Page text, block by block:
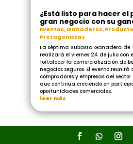
¿Está listo para hacer el
gran negocio con su
Eventos,Ganaderos,
Protagonistas
La séptima Subasta Ganadera de
realizará el viernes 24 de julio con
fortalecer la comercialización de
negocios seguros. El evento reunirá
compradores y empresas del sector
que continúa creciendo en
oportunidades comerciales.
leer más